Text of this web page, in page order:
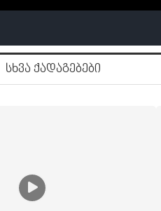
სხვა ქადაგებები